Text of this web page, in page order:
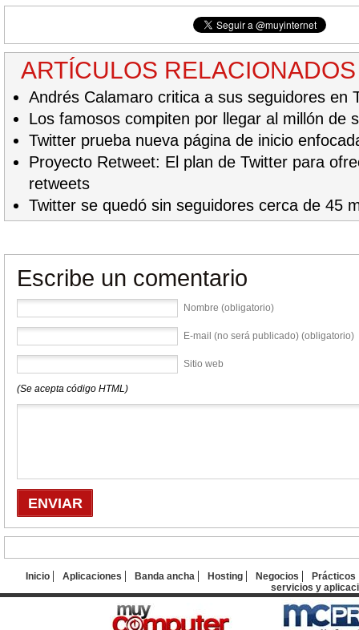
ARTÍCULOS RELACIONADOS
Andrés Calamaro critica a sus seguidores en
Los famosos compiten por llegar al millón de
Twitter prueba nueva página de inicio
Proyecto Retweet: El plan de Twitter para
retweets
Twitter se quedó sin seguidores cerca de 45
Escribe un comentario
Nombre (obligatorio)
E-mail (no será publicado) (obligatorio)
Sitio web
(Se acepta código HTML)
Inicio Aplicaciones Banda ancha Hosting Negocios
Prácticos
servicios y